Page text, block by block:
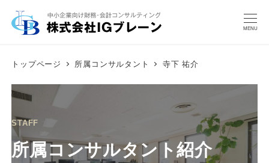
MENU
トップページ 所属コンサルタント 寺下 祐介
STAFF
所属コンサルタント紹介